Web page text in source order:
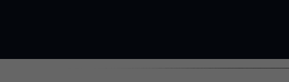
PRZETARGI OSIEDLA